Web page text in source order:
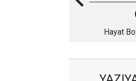
Hayat